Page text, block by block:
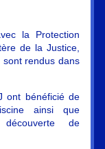
la Protection
de la Justice,
sont rendus dans
ont bénéficié de
ainsi que
de